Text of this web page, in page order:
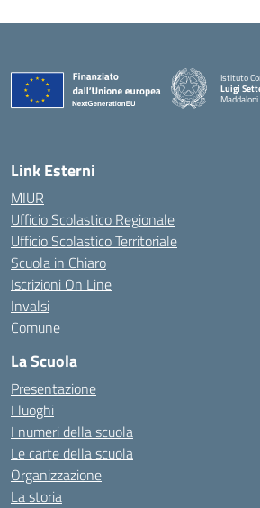
Istituto
Luigi
Maddaloni
Link Esterni
MIUR
Ufficio Scolastico Regionale
Ufficio Scolastico Territoriale
Scuola in Chiaro
Iscrizioni On Line
Invalsi
Comune
La Scuola
Presentazione
I luoghi
I numeri della scuola
Le carte della scuola
Organizzazione
La storia